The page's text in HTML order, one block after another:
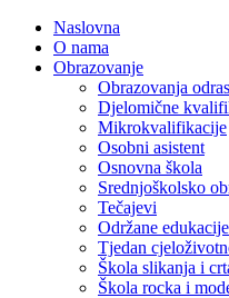
Naslovna
O nama
Obrazovanje
Obrazovanja
Djelomične
Mikrokvalifikacije
Osobni asistent
Osnovna škola
Srednjoškolsko
Tečajevi
Održane edukacije
Tjedan
Škola slikanja i
Škola rocka i